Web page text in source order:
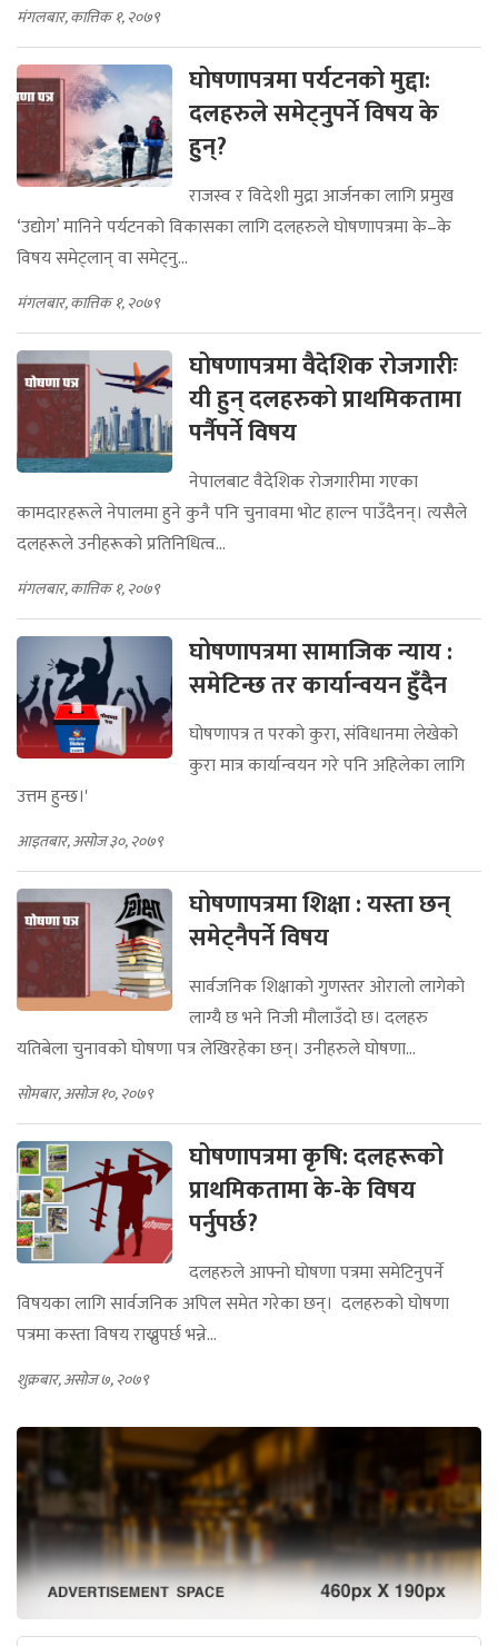
मंगलबार, कात्तिक १, २०७९
घोषणापत्रमा पर्यटनको मुद्दा:
दलहरुले समेट्नुपर्ने विषय के
हुन्?
राजस्व र विदेशी मुद्रा आर्जनका लागि प्रमुख
‘उद्योग’ मानिने पर्यटनको विकासका लागि दलहरुले घोषणापत्रमा के–के
विषय समेट्लान् वा समेट्नु...
मंगलबार, कात्तिक १, २०७९
घोषणापत्रमा वैदेशिक रोजगारीः
यी हुन् दलहरुको प्राथमिकतामा
पर्नैपर्ने विषय
नेपालबाट वैदेशिक रोजगारीमा गएका
कामदारहरूले नेपालमा हुने कुनै पनि चुनावमा भोट हाल्न पाउँदैनन्। त्यसैले
दलहरूले उनीहरूको प्रतिनिधित्व...
मंगलबार, कात्तिक १, २०७९
घोषणापत्रमा सामाजिक न्याय :
समेटिन्छ तर कार्यान्वयन हुँदैन
घोषणापत्र त परको कुरा, संविधानमा लेखेको
कुरा मात्र कार्यान्वयन गरे पनि अहिलेका लागि
उत्तम हुन्छ।'
आइतबार, असोज ३०, २०७९
घोषणापत्रमा शिक्षा : यस्ता छन्
समेट्नैपर्ने विषय
सार्वजनिक शिक्षाको गुणस्तर ओरालो लागेको
लाग्यै छ भने निजी मौलाउँदो छ। दलहरु
यतिबेला चुनावको घोषणा पत्र लेखिरहेका छन्। उनीहरुले घोषणा...
सोमबार, असोज १०, २०७९
घोषणापत्रमा कृषि: दलहरूको
प्राथमिकतामा के-के विषय
पर्नुपर्छ?
दलहरुले आफ्नो घोषणा पत्रमा समेटिनुपर्ने
विषयका लागि सार्वजनिक अपिल समेत गरेका छन्। दलहरुको घोषणा
पत्रमा कस्ता विषय राख्नुपर्छ भन्ने...
शुक्रबार, असोज ७, २०७९